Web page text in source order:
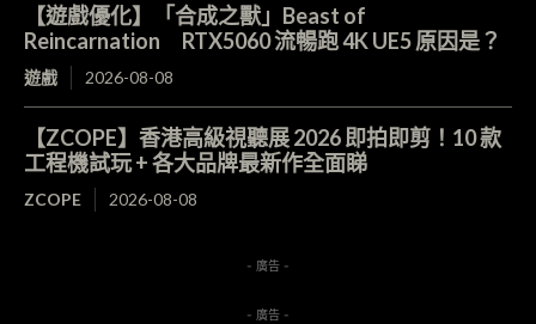
【遊戲優化】「合成之獸」Beast of
Reincarnation RTX5060 流暢跑 4K UE5 原因是？
遊戲 2026-08-08
【ZCOPE】香港高級視聽展 2026 即拍即剪！10 款
工程機試玩 + 各大品牌最新作全面睇
ZCOPE 2026-08-08
- 廣告 -
- 廣告 -